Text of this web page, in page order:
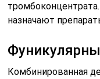
назначают
Комбинированная